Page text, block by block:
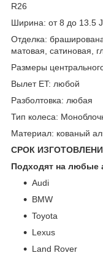
R26
Ширина: от 8 до 13.5 J
Отделка:
матовая, сатиновая,
Размеры
Вылет ET: любой
Разболтовка: любая
Тип колеса:
Материал: кованый
СРОК
Подходят на любые
Audi
BMW
Toyota
Lexus
Land Rover